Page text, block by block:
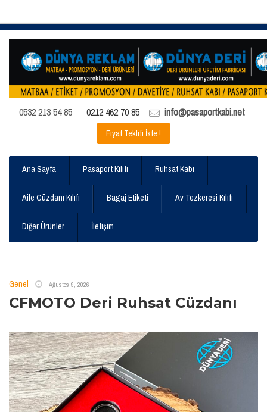
0532 213 54 85 0212 462 70 85 info@pasaportkabi.net
Fiyat Teklifi İste !
Ana Sayfa Pasaport Kılıfı Ruhsat Kabı
Aile Cüzdanı Kılıfı Bagaj Etiketi Av Tezkeresi Kılıfı
Diğer Ürünler İletişim
Genel Ağustos 9, 2026
CFMOTO Deri Ruhsat Cüzdanı